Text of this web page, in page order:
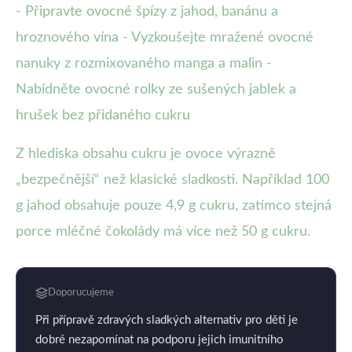
- Připravte ovocné špízy z jahod, banánu a
hroznového vína - Vyzkoušejte mražené ovocné
nanuky z rozmixovaného manga a malin -
Nabídněte ovocné rolky ze sušených jablek a
hrušek bez přidaného cukru
Z hlediska obsahu cukru je ovoce výrazně
„bezpečnější“ než klasické sladkosti. Například 100
g jahod obsahuje pouze 4,9 g cukru, zatímco stejná
porce mléčné čokolády má více než 50 g cukru.
Doporucujeme
Při přípravě zdravých sladkých alternativ pro děti je
dobré nezapomínat na podporu jejich imunitního